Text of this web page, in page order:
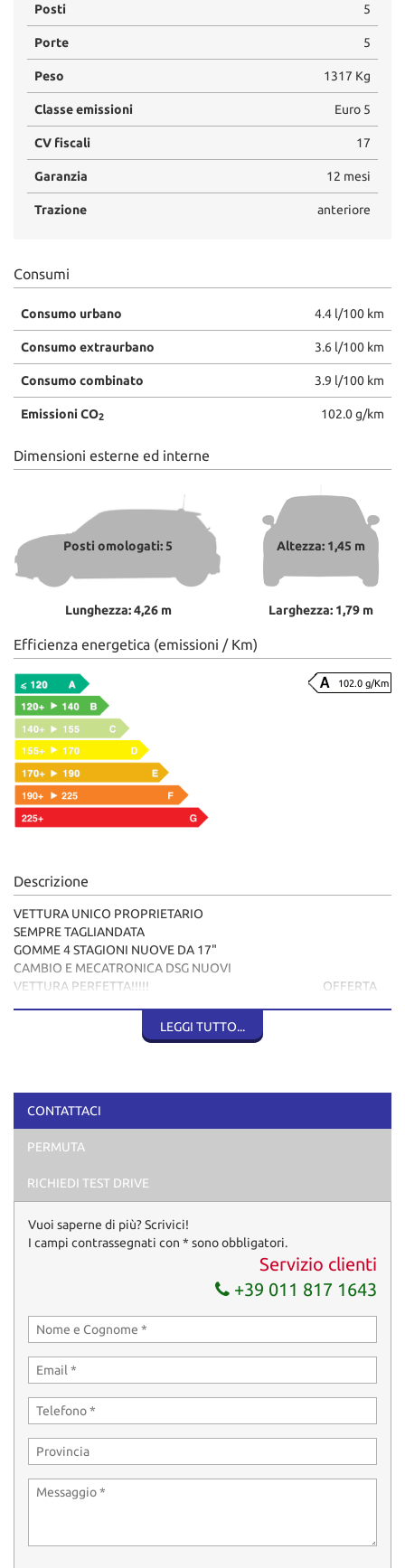
Posti 5
Porte 5
Peso 1317 Kg
Classe emissioni Euro 5
CV fiscali 17
Garanzia 12 mesi
Trazione anteriore
Consumi
Consumo urbano 4.4 l/100 km
Consumo extraurbano 3.6 l/100 km
Consumo combinato 3.9 l/100 km
Emissioni CO2 102.0 g/km
Dimensioni esterne ed interne
Posti omologati: 5
Lunghezza: 4,26 m
Altezza: 1,45 m
Larghezza: 1,79 m
Efficienza energetica (emissioni / Km)
102.0 g/Km
Descrizione
VETTURA UNICO PROPRIETARIO
SEMPRE TAGLIANDATA
GOMME 4 STAGIONI NUOVE DA 17"
CAMBIO E MECATRONICA DSG NUOVI
VETTURA PERFETTA!!!!! OFFERTA
LEGGI TUTTO...
CONTATTACI
PERMUTA
RICHIEDI TEST DRIVE
Vuoi saperne di più? Scrivici!
I campi contrassegnati con * sono obbligatori.
Servizio clienti
+39 011 817 1643